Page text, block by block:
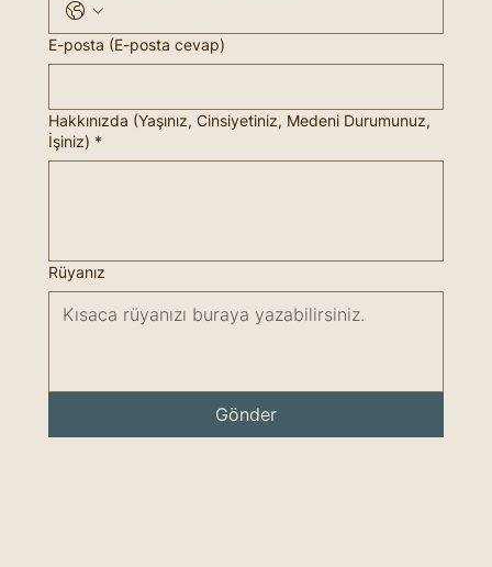
E-posta (E-posta cevap)
Hakkınızda (Yaşınız, Cinsiyetiniz, Medeni Durumunuz,
İşiniz) *
Rüyanız
Gönder